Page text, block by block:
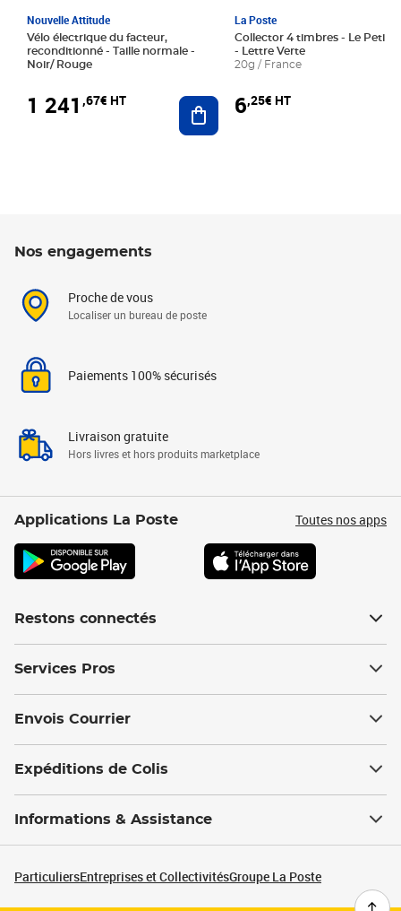
Nouvelle Attitude
Vélo électrique du facteur,
reconditionné - Taille normale -
Noir/ Rouge
1 241 ,67€ HT Ajouter au panier
La Poste
Collector 4 timbres - Le Petit
- Lettre Verte
20g / France
6,25€ HT
Nos engagements
Proche de vous
Localiser un bureau de poste
Paiements 100% sécurisés
Livraison gratuite
Hors livres et hors produits marketplace
Applications La Poste Toutes nos apps
Restons connectés
Services Pros
Envois Courrier
Expéditions de Colis
Informations & Assistance
ParticuliersEntreprises et CollectivitésGroupe La Poste